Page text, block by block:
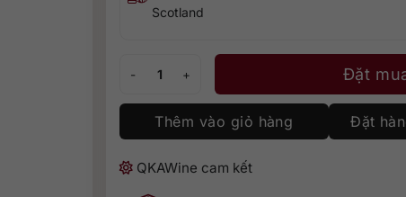
Scotland
Đặt
Thêm vào giỏ hàng Đặt
QKAWine cam kết